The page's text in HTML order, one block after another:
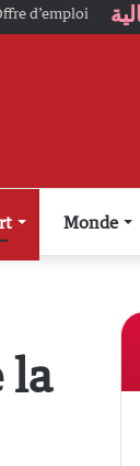
d’emploi
Monde
la